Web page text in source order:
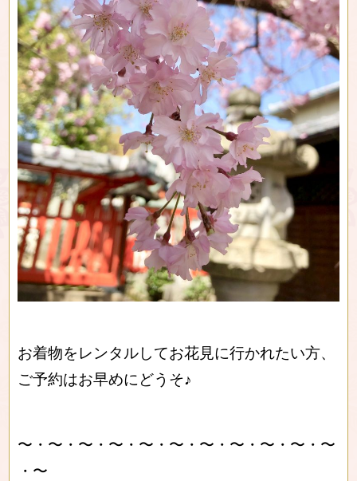
お着物をレンタルしてお花見に行かれたい方、
ご予約はお早めにどうそ♪
〜・〜・〜・〜・〜・〜・〜・〜・〜・〜・〜
・〜